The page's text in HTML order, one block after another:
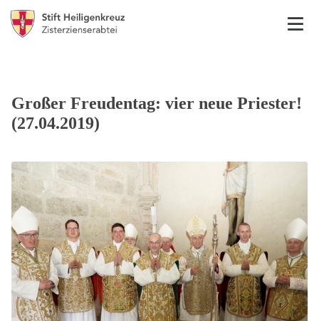
Großer Freudentag: vier neue Priester!
(27.04.2019)